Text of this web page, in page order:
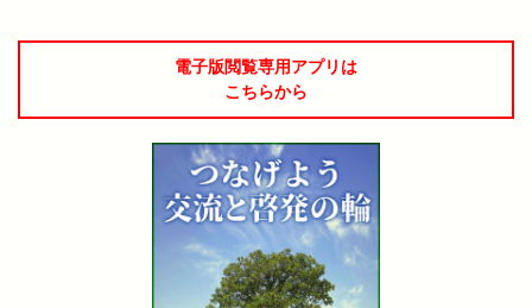
電子版閲覧専用アプリは
こちらから